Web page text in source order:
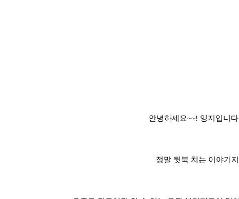
안녕하세요~~! 잉지입니
정말 뒷북 치는 이야기